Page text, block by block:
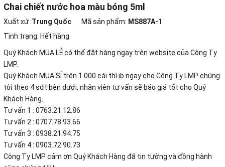
Chai chiết nước hoa màu bóng 5ml
Xuất xứ :Trung Quốc Mã sản phẩm: MS887A-1
Tình trạng: Hết hàng
Quý Khách MUA LẺ có thể đặt hàng ngay trên website của Công Ty
LMP.
Quý Khách MUA SỈ trên 1.000 cái thì ib ngay cho Công Ty LMP chúng
tôi theo 4 sđt bên dưới, nhân viên tư vấn sẽ báo giá tốt cho Quý
Khách Hàng.
Tư vấn 1 : 0763.21.12.86
Tư vấn 2 : 0707.78.93.66
Tư vấn 3 : 0938.21.94.75
Tư vấn 4 : 0903.72.90.73
Công Ty LMP cảm ơn Quý Khách Hàng đã tin tưởng và đồng hành